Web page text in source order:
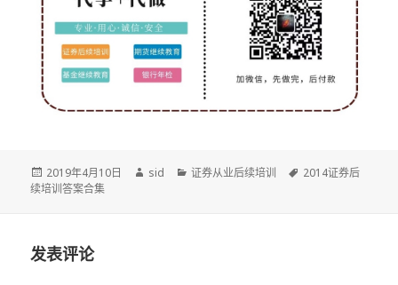
发
布
2019年4月10日
作
sid
分
证券从业后续培训
标
2014证券后
续培训答案合集
发表评论